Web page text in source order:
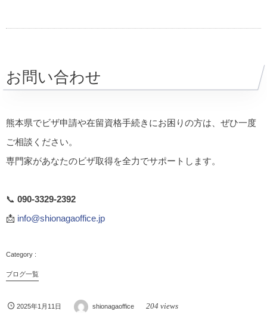
お問い合わせ
熊本県でビザ申請や在留資格手続きにお困りの方は、ぜひ一度
ご相談ください。
専門家があなたのビザ取得を全力でサポートします。
📞 090-3329-2392
📩 info@shionagaoffice.jp
ブログ一覧
2025年1月11日 shionagaoffice 204 views